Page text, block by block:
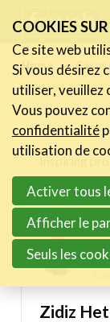
links
Jump
to
navigation
Jump
main
content
Home Cases
Zidiz Het
Digital
Zidiz
COOKIES
Ce site web
Si vous désirez
utiliser, veuillez
Vous pouvez
confidentialité
utilisation de
Activer tous
Afficher le
Seuls les